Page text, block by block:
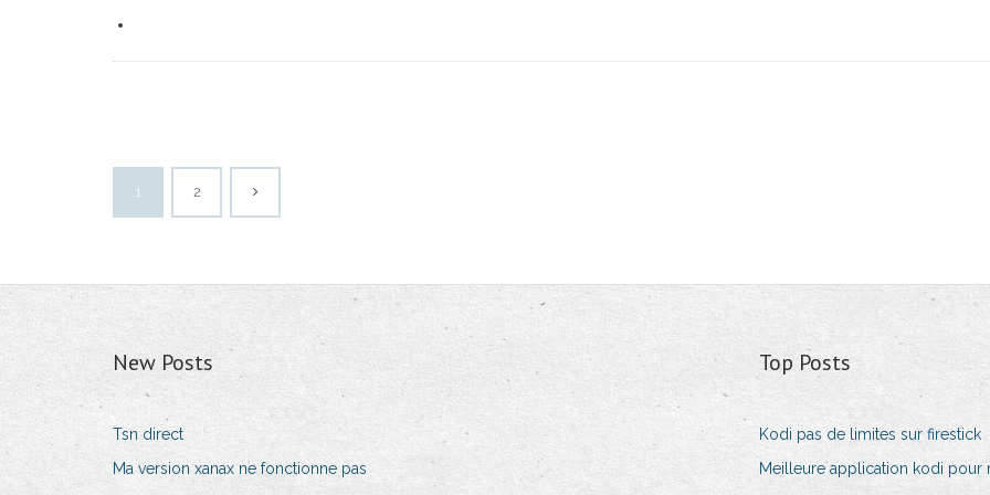
1 2
New Posts
Tsn direct
Ma version xanax ne fonctionne pas
Top Posts
Kodi pas de limites sur firestick
Meilleure application kodi pour